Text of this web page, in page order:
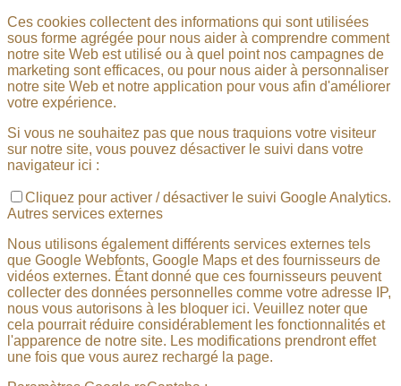
Ces cookies collectent des informations qui sont utilisées
sous forme agrégée pour nous aider à comprendre comment
notre site Web est utilisé ou à quel point nos campagnes de
marketing sont efficaces, ou pour nous aider à personnaliser
notre site Web et notre application pour vous afin d'améliorer
votre expérience.
Si vous ne souhaitez pas que nous traquions votre visiteur
sur notre site, vous pouvez désactiver le suivi dans votre
navigateur ici :
Cliquez pour activer / désactiver le suivi Google Analytics.
Autres services externes
Nous utilisons également différents services externes tels
que Google Webfonts, Google Maps et des fournisseurs de
vidéos externes. Étant donné que ces fournisseurs peuvent
collecter des données personnelles comme votre adresse IP,
nous vous autorisons à les bloquer ici. Veuillez noter que
cela pourrait réduire considérablement les fonctionnalités et
l'apparence de notre site. Les modifications prendront effet
une fois que vous aurez rechargé la page.